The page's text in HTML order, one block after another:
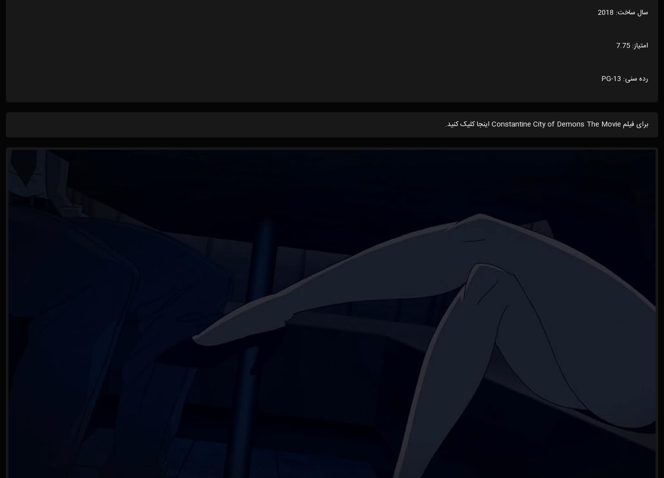
سال ساخت: 2018
امتیاز: 7.75
رده سنی: PG-13
برای فیلم Constantine City of Demons The Movie اینجا کلیک کنید.